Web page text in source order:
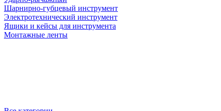
Шарнирно-губцевый инструмент
Электротехнический инструмент
Ящики и кейсы для инструмента
Монтажные ленты